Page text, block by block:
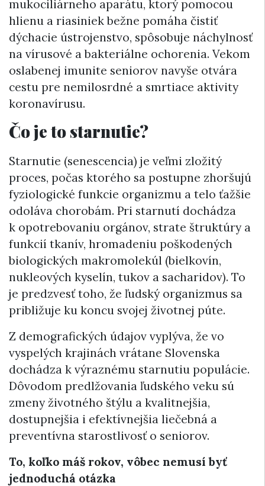
mukociliárneho aparátu, ktorý pomocou
hlienu a riasiniek bežne pomáha čistiť
dýchacie ústrojenstvo, spôsobuje náchylnosť
na vírusové a bakteriálne ochorenia. Vekom
oslabenej imunite seniorov navyše otvára
cestu pre nemilosrdné a smrtiace aktivity
koronavírusu.
Čo je to starnutie?
Starnutie (senescencia) je veľmi zložitý
proces, počas ktorého sa postupne zhoršujú
fyziologické funkcie organizmu a telo ťažšie
odoláva chorobám. Pri starnutí dochádza
k opotrebovaniu orgánov, strate štruktúry a
funkcií tkanív, hromadeniu poškodených
biologických makromolekúl (bielkovín,
nukleových kyselín, tukov a sacharidov). To
je predzvesť toho, že ľudský organizmus sa
približuje ku koncu svojej životnej púte.
Z demografických údajov vyplýva, že vo
vyspelých krajinách vrátane Slovenska
dochádza k výraznému starnutiu populácie.
Dôvodom predlžovania ľudského veku sú
zmeny životného štýlu a kvalitnejšia,
dostupnejšia i efektívnejšia liečebná a
preventívna starostlivosť o seniorov.
To, koľko máš rokov, vôbec nemusí byť
jednoduchá otázka